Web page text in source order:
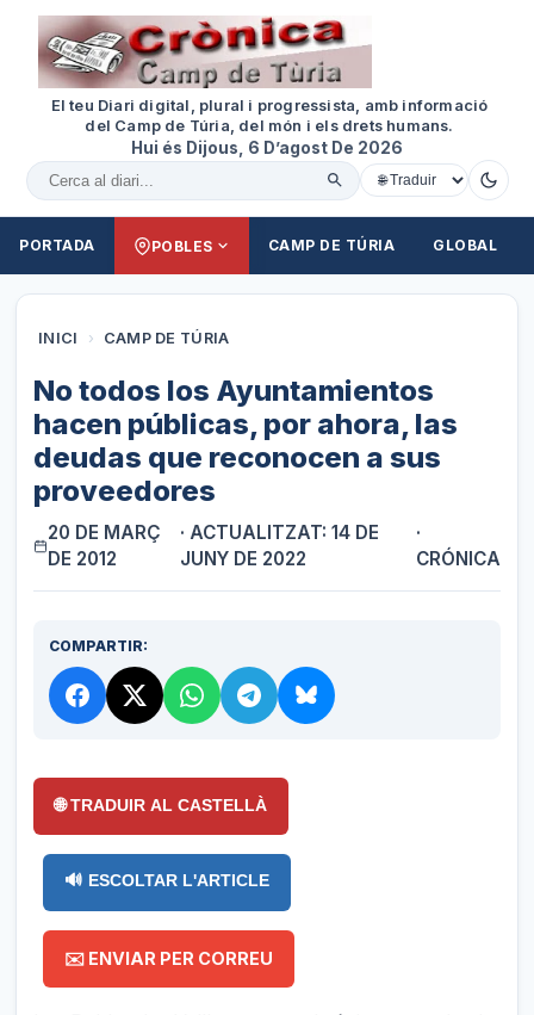
El teu Diari digital, plural i progressista, amb informació
del Camp de Túria, del món i els drets humans.
Hui és Dijous, 6 D’agost De 2026
Cercar al diari
PORTADA POBLES CAMP DE TÚRIA GLOBAL
INICI › CAMP DE TÚRIA
No todos los Ayuntamientos
hacen públicas, por ahora, las
deudas que reconocen a sus
proveedores
20 DE MARÇ
DE 2012
· ACTUALITZAT: 14 DE
JUNY DE 2022
·
CRÓNICA
COMPARTIR:
🌐 TRADUIR AL CASTELLÀ
🔊 ESCOLTAR L'ARTICLE
✉️ ENVIAR PER CORREU